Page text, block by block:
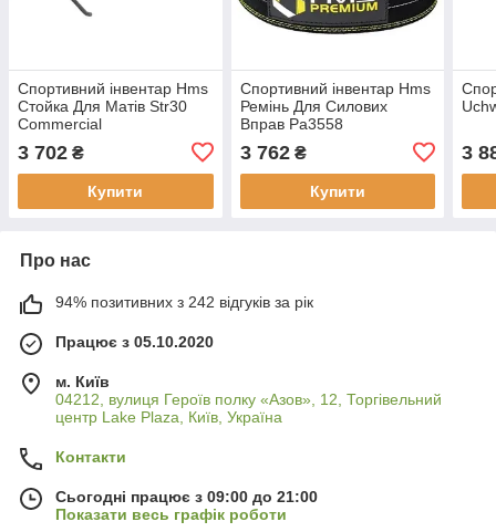
Спортивний інвентар Hms
Стойка Для Матів Str30
Commercial
3 702 ₴
Купити
Спортивний інвентар Hms
Ремінь Для Силових
Вправ Pa3558
3 762₴
Купити
3
Про нас
94% позитивних з 242 відгуків за рік
Працює з 05.10.2020
м. Київ
04212, вулиця Героїв полку «Азов», 12, Торгівельний
центр Lake Plaza, Київ, Україна
Контакти
Сьогодні працює з 09:00 до 21:00
Показати весь графік роботи